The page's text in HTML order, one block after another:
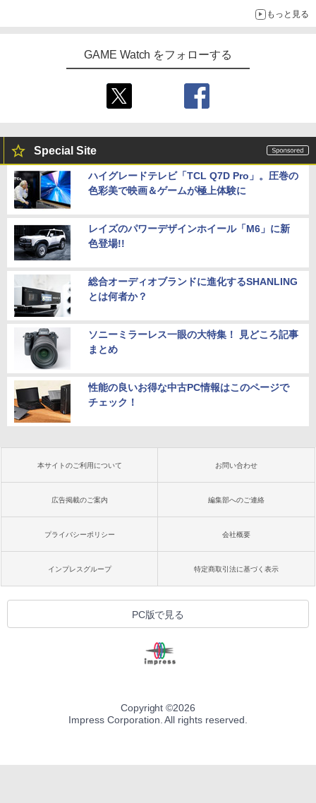
もっと見る
GAME Watch をフォローする
Special Site
ハイグレードテレビ「TCL Q7D Pro」。圧巻の
色彩美で映画＆ゲームが極上体験に
レイズのパワーデザインホイール「M6」に新
色登場!!
総合オーディオブランドに進化するSHANLING
とは何者か？
ソニーミラーレス一眼の大特集！ 見どころ記事
まとめ
性能の良いお得な中古PC情報はこのページで
チェック！
本サイトのご利用について お問い合わせ
広告掲載のご案内 編集部へのご連絡
プライバシーポリシー 会社概要
インプレスグループ 特定商取引法に基づく表示
PC版で見る
Copyright ©2026
Impress Corporation. All rights reserved.